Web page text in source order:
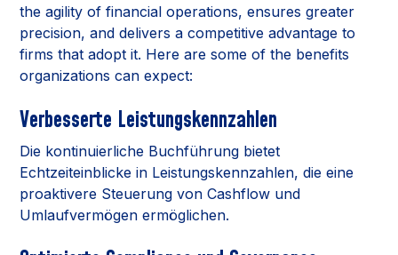
the agility of financial operations, ensures greater
precision, and delivers a competitive advantage to
firms that adopt it. Here are some of the benefits
organizations can expect:
Verbesserte Leistungskennzahlen
Die kontinuierliche Buchführung bietet
Echtzeiteinblicke in Leistungskennzahlen, die eine
proaktivere Steuerung von Cashflow und
Umlaufvermögen ermöglichen.